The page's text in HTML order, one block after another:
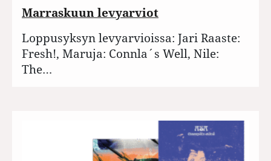
Marraskuun levyarviot
Loppusyksyn levyarvioissa: Jari Raaste:
Fresh!, Maruja: Connla´s Well, Nile:
The…